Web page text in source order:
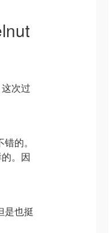
次过
的。
。因
是也挺